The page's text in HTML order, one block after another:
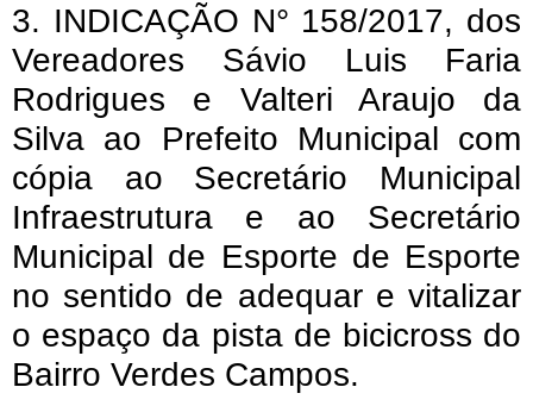
3. INDICAÇÃO N° 158/2017, dos
Vereadores Sávio Luis Faria
Rodrigues e Valteri Araujo da
Silva ao Prefeito Municipal com
cópia ao Secretário Municipal
Infraestrutura e ao Secretário
Municipal de Esporte de Esporte
no sentido de adequar e vitalizar
o espaço da pista de bicicross do
Bairro Verdes Campos.